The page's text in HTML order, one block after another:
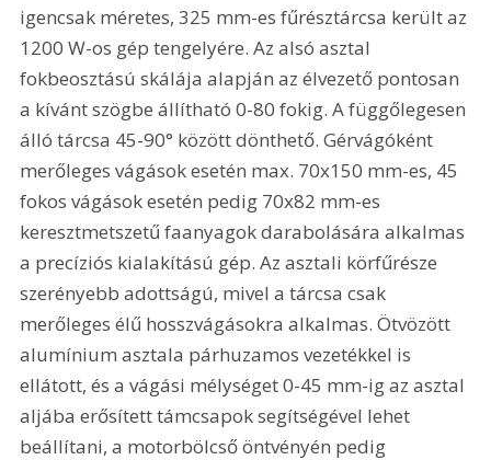
igencsak méretes, 325 mm-es fűrésztárcsa került az
1200 W-os gép tengelyére. Az alsó asztal
fokbeosztású skálája alapján az élvezető pontosan
a kívánt szögbe állítható 0-80 fokig. A függőlegesen
álló tárcsa 45-90° között dönthető. Gérvágóként
merőleges vágások esetén max. 70x150 mm-es, 45
fokos vágások esetén pedig 70x82 mm-es
keresztmetszetű faanyagok darabolására alkalmas
a precíziós kialakítású gép. Az asztali körfűrésze
szerényebb adottságú, mivel a tárcsa csak
merőleges élű hosszvágásokra alkalmas. Ötvözött
alumínium asztala párhuzamos vezetékkel is
ellátott, és a vágási mélységet 0-45 mm-ig az asztal
aljába erősített támcsapok segítségével lehet
beállítani, a motorbölcső öntvényén pedig